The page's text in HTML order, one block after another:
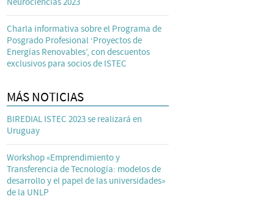
Charla informativa sobre el Programa de
Posgrado Profesional ‘Proyectos de
Energías Renovables’, con descuentos
exclusivos para socios de ISTEC
MÁS NOTICIAS
BIREDIAL ISTEC 2023 se realizará en
Uruguay
Workshop «Emprendimiento y
Transferencia de Tecnología: modelos de
desarrollo y el papel de las universidades»
de la UNLP